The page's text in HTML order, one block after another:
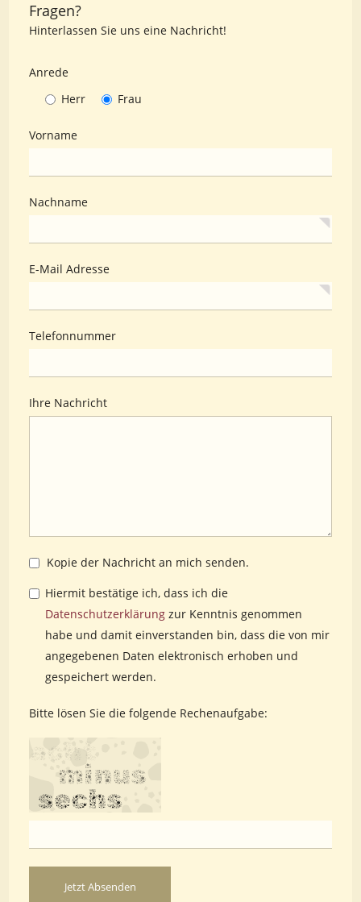
Fragen?
Hinterlassen Sie uns eine Nachricht!
Anrede
Herr
Frau
Vorname
Nachname
E-Mail Adresse
Telefonnummer
Ihre Nachricht
Kopie der Nachricht an mich senden.
Hiermit bestätige ich, dass ich die
Datenschutzerklärung zur Kenntnis genommen
habe und damit einverstanden bin, dass die von mir
angegebenen Daten elektronisch erhoben und
gespeichert werden.
Bitte lösen Sie die folgende Rechenaufgabe: